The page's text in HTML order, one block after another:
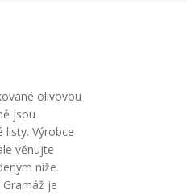
olivovou
jsou
Výrobce
věnujte
níže.
je